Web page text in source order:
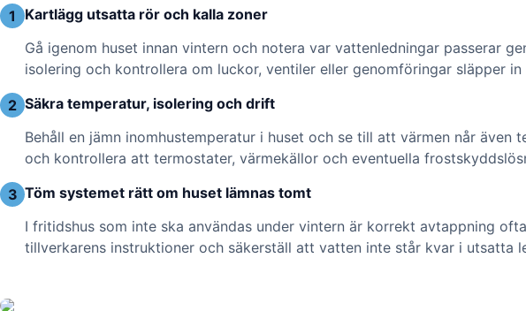
1
Kartlägg utsatta rör och kalla zoner
Gå igenom huset innan vintern och notera var vattenledningar passerar
isolering och kontrollera om luckor, ventiler eller genomföringar släpper
2 Säkra temperatur, isolering och drift
Behåll en jämn inomhustemperatur i huset och se till att värmen når
och kontrollera att termostater, värmekällor och eventuella
3 Töm systemet rätt om huset lämnas tomt
I fritidshus som inte ska användas under vintern är korrekt avtappning
tillverkarens instruktioner och säkerställ att vatten inte står kvar i utsatta